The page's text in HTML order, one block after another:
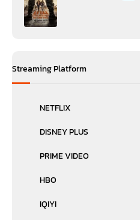
Streaming Platform
NETFLIX
DISNEY PLUS
PRIME VIDEO
HBO
IQIYI